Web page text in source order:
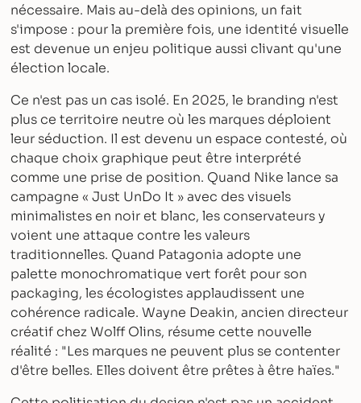
nécessaire. Mais au-delà des opinions, un fait
s'impose : pour la première fois, une identité visuelle
est devenue un enjeu politique aussi clivant qu'une
élection locale.
Ce n'est pas un cas isolé. En 2025, le branding n'est
plus ce territoire neutre où les marques déploient
leur séduction. Il est devenu un espace contesté, où
chaque choix graphique peut être interprété
comme une prise de position. Quand Nike lance sa
campagne « Just UnDo It » avec des visuels
minimalistes en noir et blanc, les conservateurs y
voient une attaque contre les valeurs
traditionnelles. Quand Patagonia adopte une
palette monochromatique vert forêt pour son
packaging, les écologistes applaudissent une
cohérence radicale. Wayne Deakin, ancien directeur
créatif chez Wolff Olins, résume cette nouvelle
réalité : "Les marques ne peuvent plus se contenter
d'être belles. Elles doivent être prêtes à être haïes."